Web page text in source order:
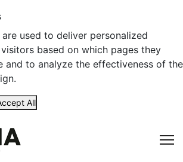
used to deliver personalized
based on which pages they
and to analyze the effectiveness of the
All